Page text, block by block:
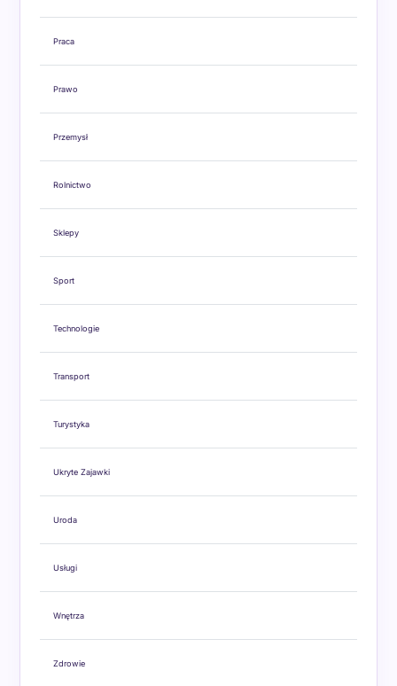
Praca
Prawo
Przemysł
Rolnictwo
Sklepy
Sport
Technologie
Transport
Turystyka
Ukryte Zajawki
Uroda
Usługi
Wnętrza
Zdrowie